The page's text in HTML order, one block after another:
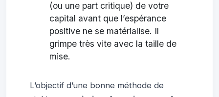
(ou une part critique) de votre
capital avant que l’espérance
positive ne se matérialise. Il
grimpe très vite avec la taille de
mise.
L’objectif d’une bonne méthode de